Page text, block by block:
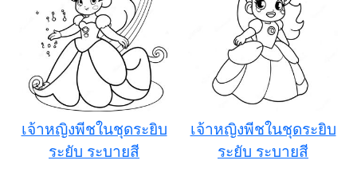
เจ้าหญิงพีชในชุดระยิบ
ระยับ ระบายสี
เจ้าหญิงพีชในชุดระยิบ
ระยับ ระบายสี